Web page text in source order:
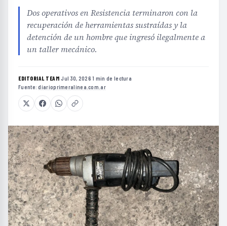
Dos operativos en Resistencia terminaron con la
recuperación de herramientas sustraídas y la
detención de un hombre que ingresó ilegalmente a
un taller mecánico.
EDITORIAL TEAM·Jul 30, 2026·1 min de lectura·
Fuente:diarioprimeralinea.com.ar